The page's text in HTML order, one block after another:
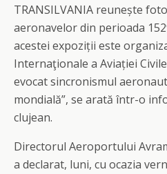
TRANSILVANIA reunește
aeronavelor din perioada
acestei expoziții este
Internaţionale a Aviației
evocat sincronismul
mondială”, se arată într-o
clujean.
Directorul Aeroportului
a declarat, luni, cu ocazia